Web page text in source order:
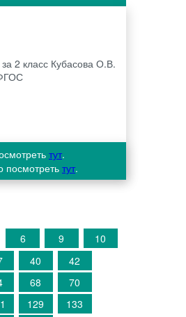
2 класс Кубасова О.В.
тут.
посмотреть тут.
6 9
10
40
42
68
70
129
133